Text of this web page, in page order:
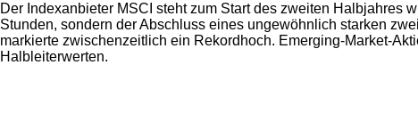
Der Indexanbieter MSCI steht zum Start des zweiten Halbjahres
Stunden, sondern der Abschluss eines ungewöhnlich starken
markierte zwischenzeitlich ein Rekordhoch. Emerging-Market-
Halbleiterwerten.